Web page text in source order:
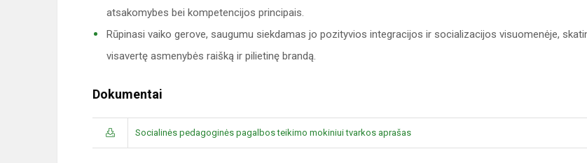
atsakomybes bei kompetencijos principais.
Rūpinasi vaiko gerove, saugumu siekdamas jo pozityvios integracijos ir socializacijos visuomenėje,
visavertę asmenybės raišką ir pilietinę brandą.
Dokumentai
Socialinės pedagoginės pagalbos teikimo mokiniui tvarkos aprašas